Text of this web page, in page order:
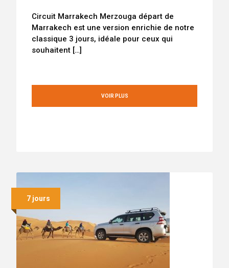
Circuit Marrakech Merzouga départ de
Marrakech est une version enrichie de notre
classique 3 jours, idéale pour ceux qui
souhaitent […]
VOIR PLUS
7 jours